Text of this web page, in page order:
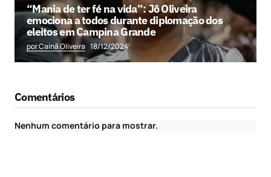
“Mania de ter fé na vida”: Jô Oliveira
emociona a todos durante diplomação dos
eleitos em Campina Grande
por Cainã Oliveira 18/12/2024
Comentários
Nenhum comentário para mostrar.